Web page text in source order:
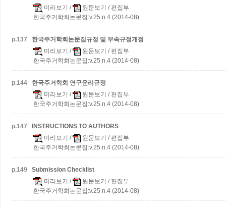
미리보기 / 원문보기 / 편집부
한국주거학회논문집:v.25 n.4 (2014-08)
p.137
한국주거학회논문집규정 및 부속규정개정
미리보기 / 원문보기 / 편집부
한국주거학회논문집:v.25 n.4 (2014-08)
p.144
한국주거학회 연구윤리규정
미리보기 / 원문보기 / 편집부
한국주거학회논문집:v.25 n.4 (2014-08)
p.147
INSTRUCTIONS TO AUTHORS
미리보기 / 원문보기 / 편집부
한국주거학회논문집:v.25 n.4 (2014-08)
p.149
Submission Checklist
미리보기 / 원문보기 / 편집부
한국주거학회논문집:v.25 n.4 (2014-08)